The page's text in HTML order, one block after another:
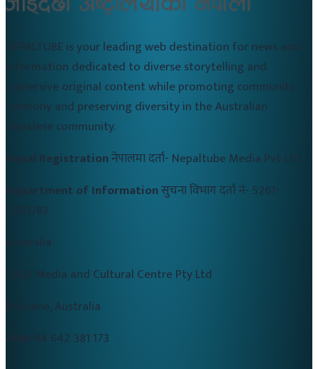
NEPALTUBE is your leading web destination for news and
information dedicated to diverse storytelling and
immersive original content while promoting community
harmony and preserving diversity in the Australian
Nepalese community.
Nepal Registrationनेपालमा दर्ता- Nepaltube Media Pvt Ltd
Department of Informationसुचना विभाग दर्ता नं- 5261-
2082/83
Australia
CALD Media and Cultural Centre Pty Ltd
Brisbane, Australia
84 642 381 173